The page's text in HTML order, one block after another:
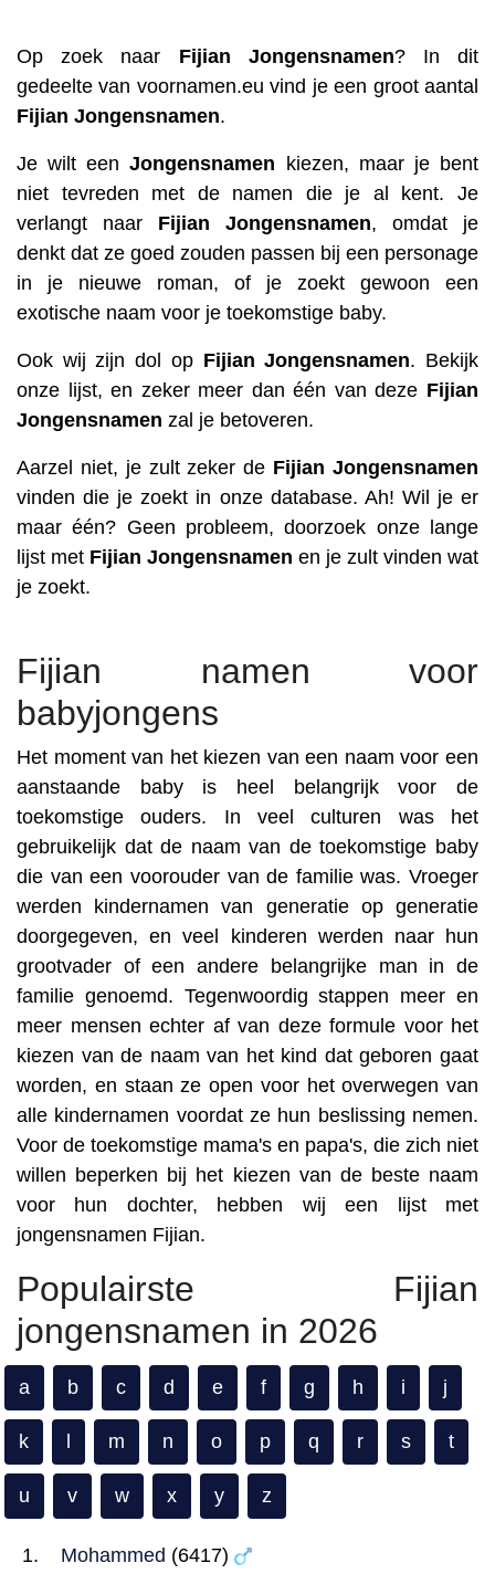
Op zoek naar Fijian Jongensnamen? In dit
gedeelte van voornamen.eu vind je een groot aantal
Fijian Jongensnamen.
Je wilt eenJongensnamen kiezen, maar je bent
niet tevreden met de namen die je al kent. Je
verlangt naar Fijian Jongensnamen, omdat je
denkt dat ze goed zouden passen bij een personage
in je nieuwe roman, of je zoekt gewoon een
exotische naam voor je toekomstige baby.
Ook wij zijn dol op Fijian Jongensnamen. Bekijk
onze lijst, en zeker meer dan één van deze Fijian
Jongensnamen zal je betoveren.
Aarzel niet, je zult zeker de Fijian Jongensnamen
vinden die je zoekt in onze database. Ah! Wil je er
maar één? Geen probleem, doorzoek onze lange
lijst met Fijian Jongensnamen en je zult vinden wat
je zoekt.
Fijian namen voor
babyjongens
Het moment van het kiezen van een naam voor een
aanstaande baby is heel belangrijk voor de
toekomstige ouders. In veel culturen was het
gebruikelijk dat de naam van de toekomstige baby
die van een voorouder van de familie was. Vroeger
werden kindernamen van generatie op generatie
doorgegeven, en veel kinderen werden naar hun
grootvader of een andere belangrijke man in de
familie genoemd. Tegenwoordig stappen meer en
meer mensen echter af van deze formule voor het
kiezen van de naam van het kind dat geboren gaat
worden, en staan ze open voor het overwegen van
alle kindernamen voordat ze hun beslissing nemen.
Voor de toekomstige mama's en papa's, die zich niet
willen beperken bij het kiezen van de beste naam
voor hun dochter, hebben wij een lijst met
jongensnamen Fijian.
Populairste Fijian
jongensnamen in 2026
a b c d e f g h i j
k m n o p q r s t
u v w x y z
Mohammed (6417)